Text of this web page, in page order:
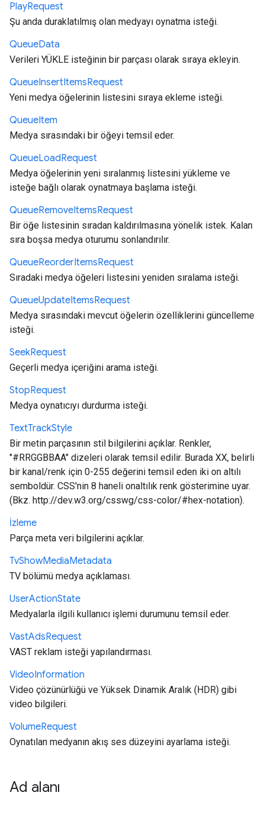
PlayRequest
Şu anda duraklatılmış olan medyayı oynatma isteği.
QueueData
Verileri YÜKLE isteğinin bir parçası olarak sıraya ekleyin.
QueueInsertItemsRequest
Yeni medya öğelerinin listesini sıraya ekleme isteği.
QueueItem
Medya sırasındaki bir öğeyi temsil eder.
QueueLoadRequest
Medya öğelerinin yeni sıralanmış listesini yükleme ve
isteğe bağlı olarak oynatmaya başlama isteği.
QueueRemoveItemsRequest
Bir öğe listesinin sıradan kaldırılmasına yönelik istek. Kalan
sıra boşsa medya oturumu sonlandırılır.
QueueReorderItemsRequest
Sıradaki medya öğeleri listesini yeniden sıralama isteği.
QueueUpdateItemsRequest
Medya sırasındaki mevcut öğelerin özelliklerini güncelleme
isteği.
SeekRequest
Geçerli medya içeriğini arama isteği.
StopRequest
Medya oynatıcıyı durdurma isteği.
TextTrackStyle
Bir metin parçasının stil bilgilerini açıklar. Renkler,
"#RRGGBBAA" dizeleri olarak temsil edilir. Burada XX, belirli
bir kanal/renk için 0-255 değerini temsil eden iki on altılı
semboldür. CSS'nin 8 haneli onaltılık renk gösterimine uyar.
(Bkz. http://dev.w3.org/csswg/css-color/#hex-notation).
İzleme
Parça meta veri bilgilerini açıklar.
TvShowMediaMetadata
TV bölümü medya açıklaması.
UserActionState
Medyalarla ilgili kullanıcı işlemi durumunu temsil eder.
VastAdsRequest
VAST reklam isteği yapılandırması.
VideoInformation
Video çözünürlüğü ve Yüksek Dinamik Aralık (HDR) gibi
video bilgileri.
VolumeRequest
Oynatılan medyanın akış ses düzeyini ayarlama isteği.
Ad alanı